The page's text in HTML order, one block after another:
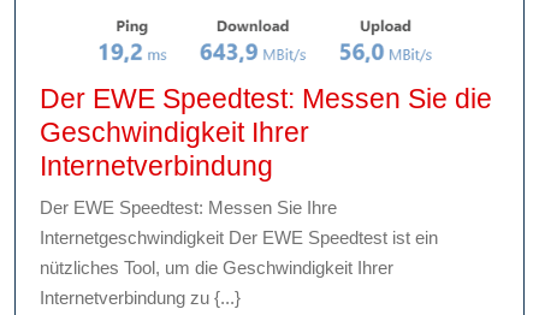
Der EWE Speedtest: Messen Sie die
Geschwindigkeit Ihrer
Internetverbindung
EWE
Speedtest:
Messen
Der EWE Speedtest: Messen Sie Ihre
Internetgeschwindigkeit Der EWE Speedtest ist ein
nützliches Tool, um die Geschwindigkeit Ihrer
Internetverbindung zu {...}